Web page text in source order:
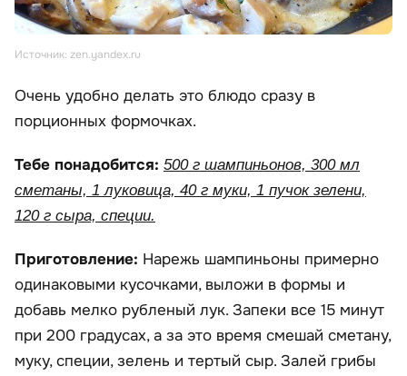
Источник: zen.yandex.ru
Очень удобно делать это блюдо сразу в
порционных формочках.
Тебе понадобится: 500 г шампиньонов, 300 мл
сметаны, 1 луковица, 40 г муки, 1 пучок зелени,
120 г сыра, специи.
Приготовление: Нарежь шампиньоны примерно
одинаковыми кусочками, выложи в формы и
добавь мелко рубленый лук. Запеки все 15 минут
при 200 градусах, а за это время смешай сметану,
муку, специи, зелень и тертый сыр. Залей грибы